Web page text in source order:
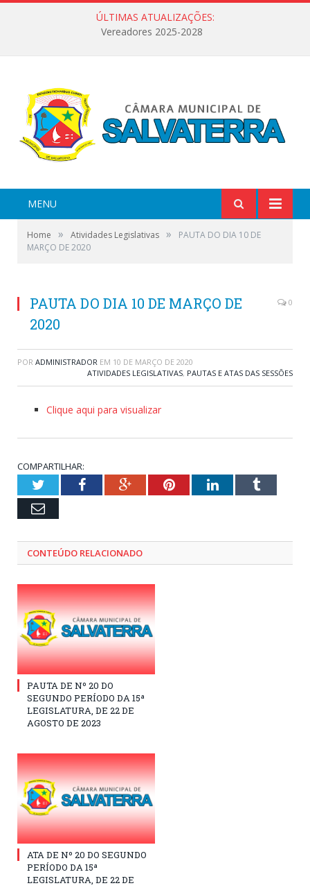
ÚLTIMAS ATUALIZAÇÕES:
Vereadores 2025-2028
MENU
Home » Atividades Legislativas »
PAUTA DO DIA 10 DE
MARÇO DE 2020
PAUTA DO DIA 10 DE MARÇO DE
2020
0
POR ADMINISTRADOR EM 10 DE MARÇO DE 2020
ATIVIDADES LEGISLATIVAS, PAUTAS E ATAS DAS SESSÕES
Clique aqui para visualizar
COMPARTILHAR:
TwitterFacebookGoogle+PinterestLinkedInTumblr
Email
CONTEÚDO RELACIONADO
PAUTA DE Nº 20 DO
SEGUNDO PERÍODO DA 15ª
LEGISLATURA, DE 22 DE
AGOSTO DE 2023
ATA DE Nº 20 DO SEGUNDO
PERÍODO DA 15ª
LEGISLATURA, DE 22 DE